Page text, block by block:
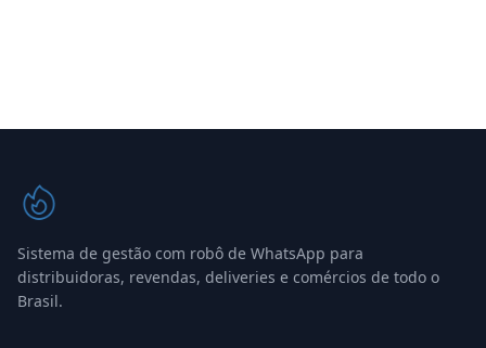
Sistema de gestão com robô de WhatsApp para
distribuidoras, revendas, deliveries e comércios de todo o
Brasil.